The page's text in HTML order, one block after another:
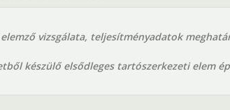
vizsgálata, teljesítményadatok
készülő elsődleges tartószerkezeti elem